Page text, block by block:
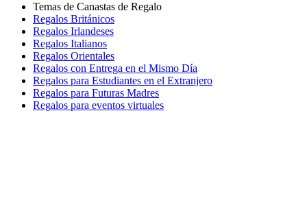
Temas de Canastas de Regalo
Regalos Británicos
Regalos Irlandeses
Regalos Italianos
Regalos Orientales
Regalos con Entrega en el Mismo Día
Regalos para Estudiantes en el Extranjero
Regalos para Futuras Madres
Regalos para eventos virtuales